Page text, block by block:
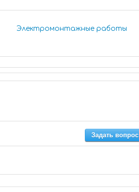
Электромонтажные работы
Задать вопрос